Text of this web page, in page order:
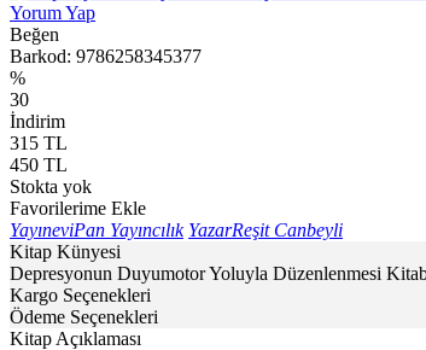
Yorum Yap
Beğen
Barkod: 9786258345377
%
30
İndirim
315 TL
450 TL
Stokta yok
Favorilerime Ekle
YayıneviPan Yayıncılık YazarReşit Canbeyli
Kitap Künyesi
Depresyonun Duyumotor Yoluyla Düzenlenmesi
Kargo Seçenekleri
Ödeme Seçenekleri
Kitap Açıklaması